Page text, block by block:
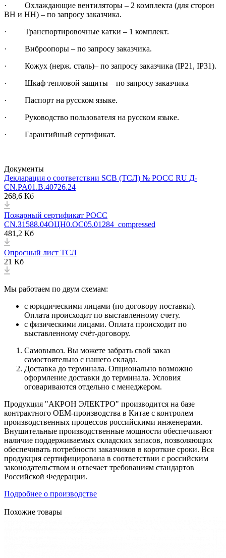
· Охлаждающие вентиляторы – 2 комплекта (для сторон
ВН и НН) – по запросу заказчика.
· Транспортировочные катки – 1 комплект.
· Виброопоры – по запросу заказчика.
· Кожух (нерж. сталь)– по запросу заказчика (IP21, IP31).
· Шкаф тепловой защиты – по запросу заказчика
· Паспорт на русском языке.
· Руководство пользователя на русском языке.
· Гарантийный сертификат.
Документы
Декларация о соответствии SCB (ТСЛ) № РОСС RU Д-
CN.PA01.B.40726.24
268,6 Кб
Пожарный сертификат РОСС
CN.З1588.04ОЦН0.ОС05.01284_compressed
481,2 Кб
Опросный лист ТСЛ
21 Кб
Мы работаем по двум схемам:
с юридическими лицами (по договору поставки).
Оплата происходит по выставленному счету.
с физическими лицами. Оплата происходит по
выставленному счёт-договору.
Самовывоз. Вы можете забрать свой заказ
самостоятельно с нашего склада.
Доставка до терминала. Опционально возможно
оформление доставки до терминала. Условия
оговариваются отдельно с менеджером.
Продукция "АКРОН ЭЛЕКТРО" производится на базе
контрактного OEM-производства в Китае с контролем
производственных процессов российскими инженерами.
Внушительные производственные мощности обеспечивают
наличие поддерживаемых складских запасов, позволяющих
обеспечивать потребности заказчиков в короткие сроки. Вся
продукция сертифицирована в соответствии с российским
законодательством и отвечает требованиям стандартов
Российской Федерации.
Подробнее о производстве
Похожие товары